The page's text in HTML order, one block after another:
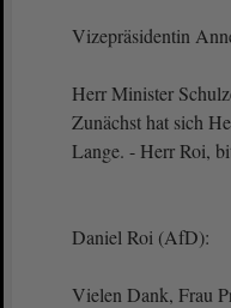
Vizepräsidentin
Herr Minister
Zunächst hat sich
Lange. - Herr Roi,
Daniel Roi (AfD):
Vielen Dank, Frau